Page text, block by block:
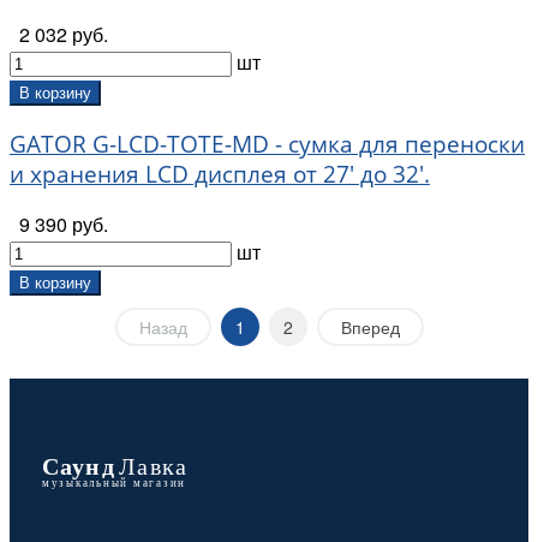
2 032 руб.
шт
В корзину
GATOR G-LCD-TOTE-MD - сумка для переноски
и хранения LCD дисплея от 27' до 32'.
9 390 руб.
шт
В корзину
Назад 1 2 Вперед